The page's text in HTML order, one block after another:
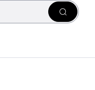
Rechercher